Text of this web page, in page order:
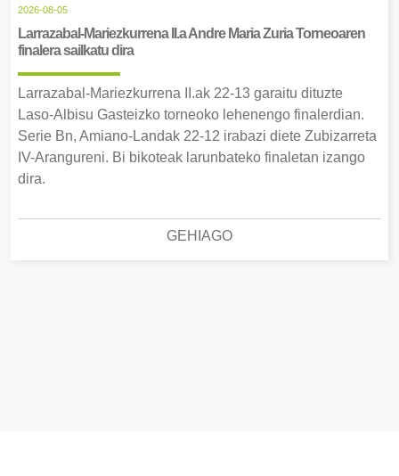
2026-08-05
Larrazabal-Mariezkurrena II.a Andre Maria Zuria Torneoaren
finalera sailkatu dira
Larrazabal-Mariezkurrena II.ak 22-13 garaitu dituzte
Laso-Albisu Gasteizko torneoko lehenengo finalerdian.
Serie Bn, Amiano-Landak 22-12 irabazi diete Zubizarreta
IV-Arangureni. Bi bikoteak larunbateko finaletan izango
dira.
GEHIAGO